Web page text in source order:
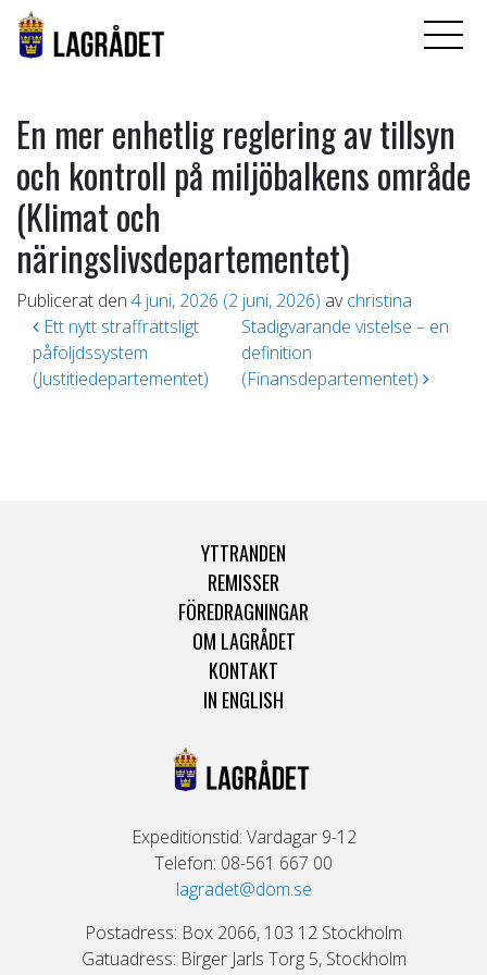
En mer enhetlig reglering av tillsyn
och kontroll på miljöbalkens område
(Klimat och
näringslivsdepartementet)
Publicerat den 4 juni, 2026 (2 juni, 2026) av christina
Inläggsnavigering
Ett nytt straffrättsligt
påföljdssystem
(Justitiedepartementet)
Stadigvarande vistelse – en
definition
(Finansdepartementet)
YTTRANDEN
REMISSER
FÖREDRAGNINGAR
OM LAGRÅDET
KONTAKT
IN ENGLISH
Expeditionstid: Vardagar 9-12
Telefon: 08-561 667 00
lagradet@dom.se
Postadress: Box 2066, 103 12 Stockholm
Gatuadress: Birger Jarls Torg 5, Stockholm